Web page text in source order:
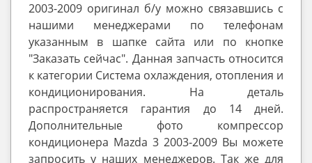
2003-2009 оригинал б/у можно связавшись с
нашими менеджерами по телефонам
указанным в шапке сайта или по кнопке
"Заказать сейчас". Данная запчасть относится
к категории Система охлаждения, отопления и
кондиционирования. На деталь
распространяется гарантия до 14 дней.
Дополнительные фото компрессор
кондиционера Mazda 3 2003-2009 Вы можете
запросить у наших менеджеров. Так же для